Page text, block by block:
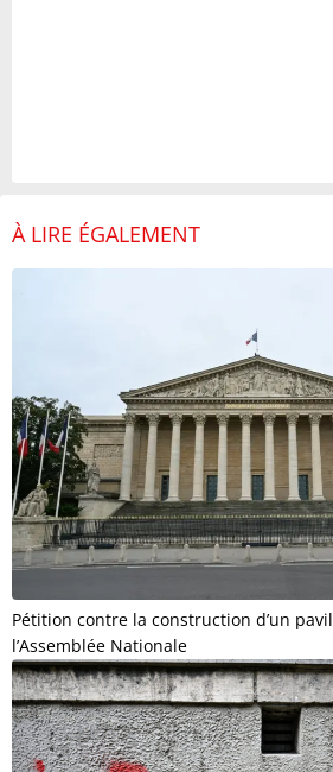
À LIRE ÉGALEMENT
Pétition contre la construction d’un
l’Assemblée Nationale